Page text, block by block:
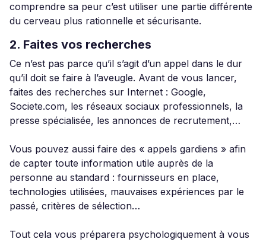
comprendre sa peur c’est utiliser une partie différente
du cerveau plus rationnelle et sécurisante.
2. Faites vos recherches
Ce n’est pas parce qu’il s’agit d’un appel dans le dur
qu’il doit se faire à l’aveugle. Avant de vous lancer,
faites des recherches sur Internet : Google,
Societe.com, les réseaux sociaux professionnels, la
presse spécialisée, les annonces de recrutement,…
Vous pouvez aussi faire des « appels gardiens » afin
de capter toute information utile auprès de la
personne au standard : fournisseurs en place,
technologies utilisées, mauvaises expériences par le
passé, critères de sélection…
Tout cela vous préparera psychologiquement à vous